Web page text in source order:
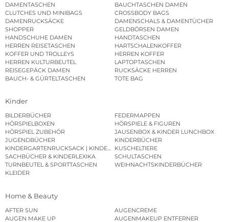
DAMENTASCHEN
BAUCHTASCHEN DAMEN
CLUTCHES UND MINIBAGS
CROSSBODY BAGS
DAMENRUCKSÄCKE
DAMENSCHALS & DAMENTÜCHER
SHOPPER
GELDBÖRSEN DAMEN
HANDSCHUHE DAMEN
HANDTASCHEN
HERREN REISETASCHEN
HARTSCHALENKOFFER
KOFFER UND TROLLEYS
HERREN KOFFER
HERREN KULTURBEUTEL
LAPTOPTASCHEN
REISEGEPÄCK DAMEN
RUCKSÄCKE HERREN
BAUCH- & GÜRTELTASCHEN
TOTE BAG
Kinder
BILDERBÜCHER
FEDERMAPPEN
HÖRSPIELBOXEN
HÖRSPIELE & FIGUREN
HÖRSPIEL ZUBEHÖR
JAUSENBOX & KINDER LUNCHBOX
JUGENDBÜCHER
KINDERBÜCHER
KINDERGARTENRUCKSACK | KINDERGARTENBEUTEL
KUSCHELTIERE
SACHBÜCHER & KINDERLEXIKA
SCHULTASCHEN
TURNBEUTEL & SPORTTASCHEN
WEIHNACHTSKINDERBÜCHER
KLEIDER
Home & Beauty
AFTER SUN
AUGENCREME
AUGEN MAKE UP
AUGENMAKEUP ENTFERNER